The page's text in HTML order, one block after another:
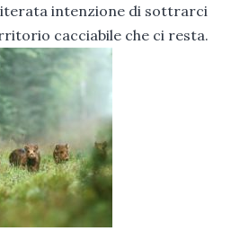
intenzione di sottrarci
cacciabile che ci resta.